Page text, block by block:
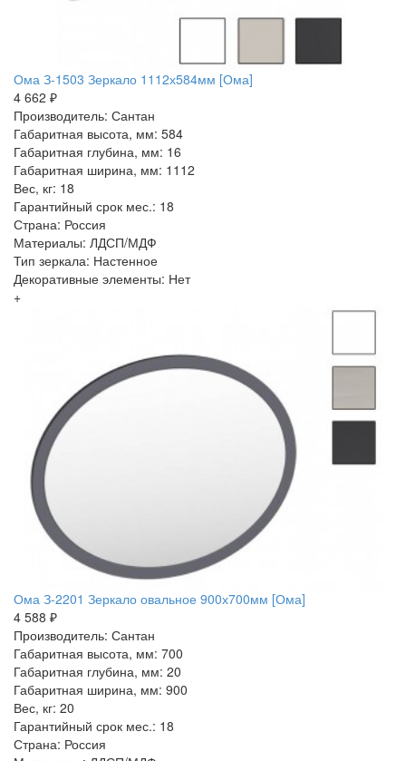
Ома З-1503 Зеркало 1112х584мм [Ома]
4 662 ₽
Производитель: Сантан
Габаритная высота, мм: 584
Габаритная глубина, мм: 16
Габаритная ширина, мм: 1112
Вес, кг: 18
Гарантийный срок мес.: 18
Страна: Россия
Материалы: ЛДСП/МДФ
Тип зеркала: Настенное
Декоративные элементы: Нет
+
Ома З-2201 Зеркало овальное 900х700мм [Ома]
4 588 ₽
Производитель: Сантан
Габаритная высота, мм: 700
Габаритная глубина, мм: 20
Габаритная ширина, мм: 900
Вес, кг: 20
Гарантийный срок мес.: 18
Страна: Россия